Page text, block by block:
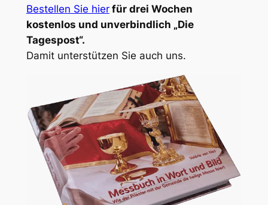
Bestellen Sie hier für drei Wochen
kostenlos und unverbindlich „Die
Tagespost“.
Damit unterstützen Sie auch uns.